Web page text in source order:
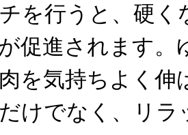
を行うと、硬く
促進されます。
を気持ちよく伸
けでなく、リラ